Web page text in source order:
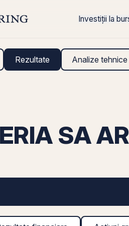
Investiții la
Rezultate Analize tehnice
SA